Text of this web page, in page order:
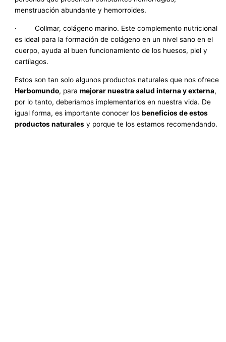
menstruación abundante y hemorroides.
· Collmar, colágeno marino. Este complemento nutricional
es ideal para la formación de colágeno en un nivel sano en el
cuerpo, ayuda al buen funcionamiento de los huesos, piel y
cartílagos.
Estos son tan solo algunos productos naturales que nos ofrece
Herbomundo, paramejorar nuestra salud interna y externa,
por lo tanto, deberíamos implementarlos en nuestra vida. De
igual forma, es importante conocer losbeneficios de estos
productos naturales y porque te los estamos recomendando.